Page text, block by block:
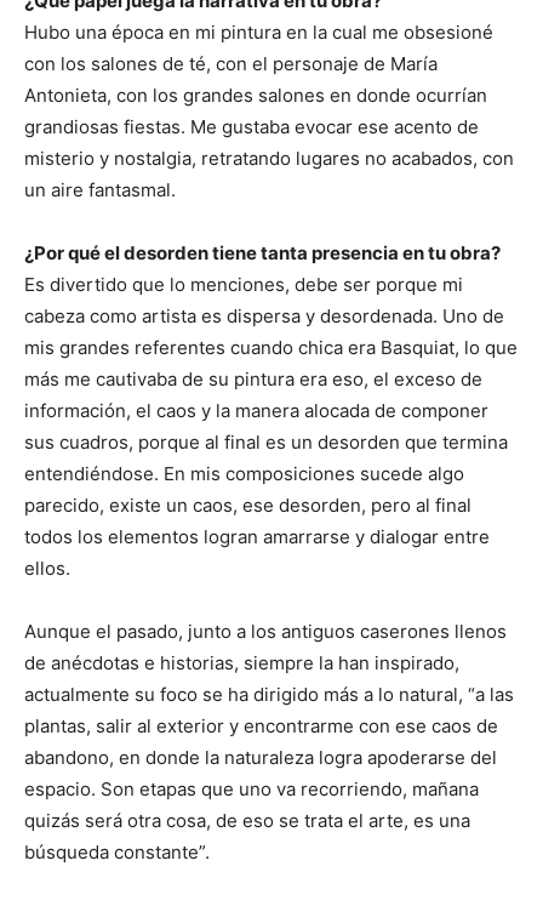
Hubo una época en mi pintura en la cual me obsesioné
con los salones de té, con el personaje de María
Antonieta, con los grandes salones en donde ocurrían
grandiosas fiestas. Me gustaba evocar ese acento de
misterio y nostalgia, retratando lugares no acabados, con
un aire fantasmal.
¿Por qué el desorden tiene tanta presencia en tu obra?
Es divertido que lo menciones, debe ser porque mi
cabeza como artista es dispersa y desordenada. Uno de
mis grandes referentes cuando chica era Basquiat, lo que
más me cautivaba de su pintura era eso, el exceso de
información, el caos y la manera alocada de componer
sus cuadros, porque al final es un desorden que termina
entendiéndose. En mis composiciones sucede algo
parecido, existe un caos, ese desorden, pero al final
todos los elementos logran amarrarse y dialogar entre
ellos.
Aunque el pasado, junto a los antiguos caserones llenos
de anécdotas e historias, siempre la han inspirado,
actualmente su foco se ha dirigido más a lo natural, “a las
plantas, salir al exterior y encontrarme con ese caos de
abandono, en donde la naturaleza logra apoderarse del
espacio. Son etapas que uno va recorriendo, mañana
quizás será otra cosa, de eso se trata el arte, es una
búsqueda constante”.